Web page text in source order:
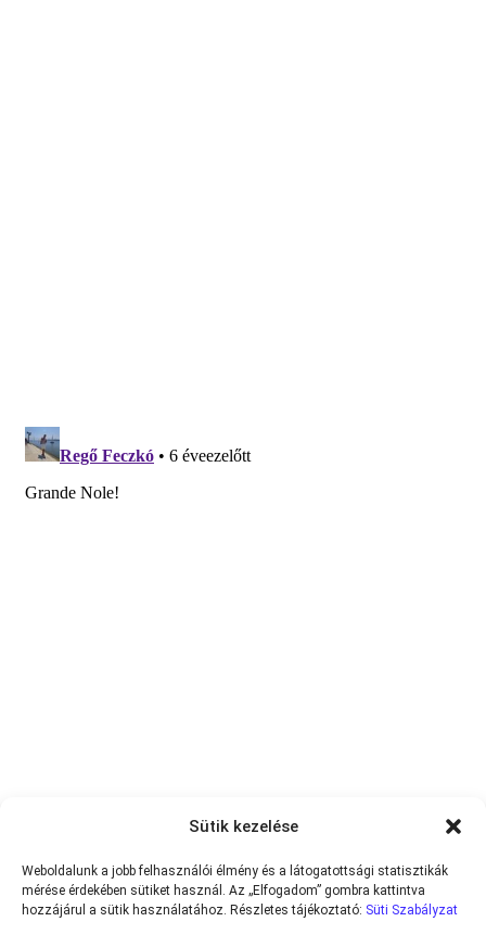
Sütik kezelése
Weboldalunk a jobb felhasználói élmény és a látogatottsági statisztikák
mérése érdekében sütiket használ. Az „Elfogadom” gombra kattintva
hozzájárul a sütik használatához. Részletes tájékoztató: Süti Szabályzat